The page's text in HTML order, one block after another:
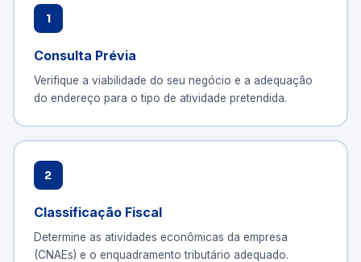
1
Consulta Prévia
Verifique a viabilidade do seu negócio e a adequação
do endereço para o tipo de atividade pretendida.
2
Classificação Fiscal
Determine as atividades econômicas da empresa
(CNAEs) e o enquadramento tributário adequado.